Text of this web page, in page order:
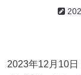
2023年12月10